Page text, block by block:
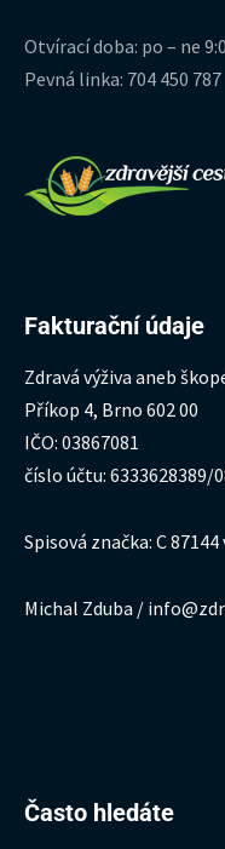
Otvírací doba: po – ne
Pevná linka: 704 450 787
Fakturační údaje
Zdravá výživa aneb
Příkop 4, Brno 602 00
IČO: 03867081
číslo účtu: 6333628389/
Spisová značka: C
Michal Zduba /
Často hledáte
Hledat: